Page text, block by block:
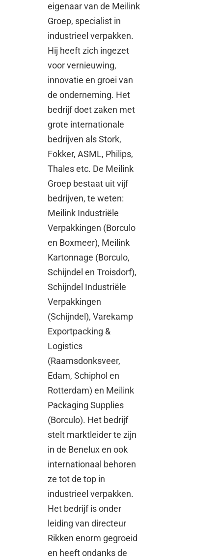
eigenaar van de Meilink
Groep, specialist in
industrieel verpakken.
Hij heeft zich ingezet
voor vernieuwing,
innovatie en groei van
de onderneming. Het
bedrijf doet zaken met
grote internationale
bedrijven als Stork,
Fokker, ASML, Philips,
Thales etc. De Meilink
Groep bestaat uit vijf
bedrijven, te weten:
Meilink Industriële
Verpakkingen (Borculo
en Boxmeer), Meilink
Kartonnage (Borculo,
Schijndel en Troisdorf),
Schijndel Industriële
Verpakkingen
(Schijndel), Varekamp
Exportpacking &
Logistics
(Raamsdonksveer,
Edam, Schiphol en
Rotterdam) en Meilink
Packaging Supplies
(Borculo). Het bedrijf
stelt marktleider te zijn
in de Benelux en ook
internationaal behoren
ze tot de top in
industrieel verpakken.
Het bedrijf is onder
leiding van directeur
Rikken enorm gegroeid
en heeft ondanks de